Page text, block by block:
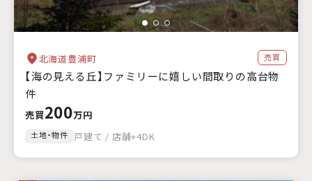
北海道豊浦町 売買
【海の見える丘】ファミリーに嬉しい間取りの高台物
件
売買200万円
土地・物件 戸建て / 店舗+4DK